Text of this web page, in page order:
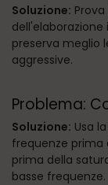
Soluzione:
dell'elaborazione
preserva meglio
aggressive.
Problema:
Soluzione: Usa
frequenze prima
prima della
basse frequenze.